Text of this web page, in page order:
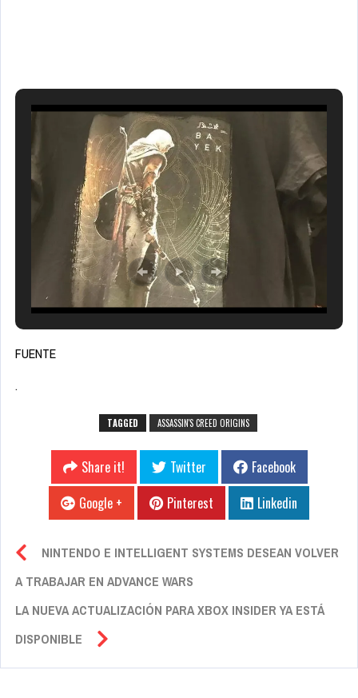
FUENTE
.
TAGGED ASSASSIN'S CREED ORIGINS
Share it! Twitter
Facebook
Google +
Pinterest Linkedin
NINTENDO E INTELLIGENT SYSTEMS DESEAN VOLVER
A TRABAJAR EN ADVANCE WARS
LA NUEVA ACTUALIZACIÓN PARA XBOX INSIDER YA ESTÁ
DISPONIBLE